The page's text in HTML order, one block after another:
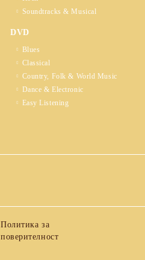
Soundtracks & Musical
DVD
Blues
Classical
Country, Folk & World Music
Dance & Electronic
Easy Listening
Политика за
поверителност